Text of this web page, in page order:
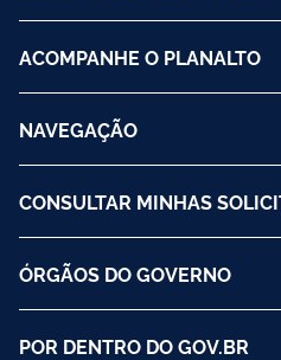
ACOMPANHE O PLANALTO
NAVEGAÇÃO
CONSULTAR MINHAS
ÓRGÃOS DO GOVERNO
POR DENTRO DO GOV.BR